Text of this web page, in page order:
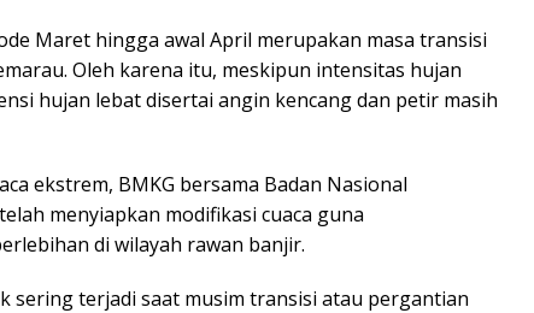
Maret hingga awal April merupakan masa transisi
Oleh karena itu, meskipun intensitas hujan
hujan lebat disertai angin kencang dan petir masih
ekstrem, BMKG bersama Badan Nasional
menyiapkan modifikasi cuaca guna
di wilayah rawan banjir.
sering terjadi saat musim transisi atau pergantian